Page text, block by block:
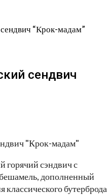
“Крок-мадам”
сендвич
горячий сэндвич с
дополненный
бутерброда